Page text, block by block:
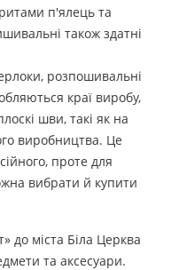
п'ялець та
також здатні
розпошивальні
краї виробу,
шви, такі як на
виробництва. Це
проте для
вибрати й купити
до міста Біла Церква
та аксесуари.